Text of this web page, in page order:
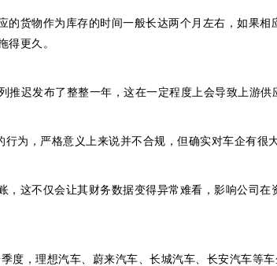
的货物作为库存的时间一般长达两个月左右，如果相
得更久。
推迟发布了整整一年，这在一定程度上会导致上游供
为，严格意义上来说并不合规，但确实对车企有很
，这不仅会让其财务数据变得异常难看，影响公司在
度，理想汽车、蔚来汽车、长城汽车、长安汽车等